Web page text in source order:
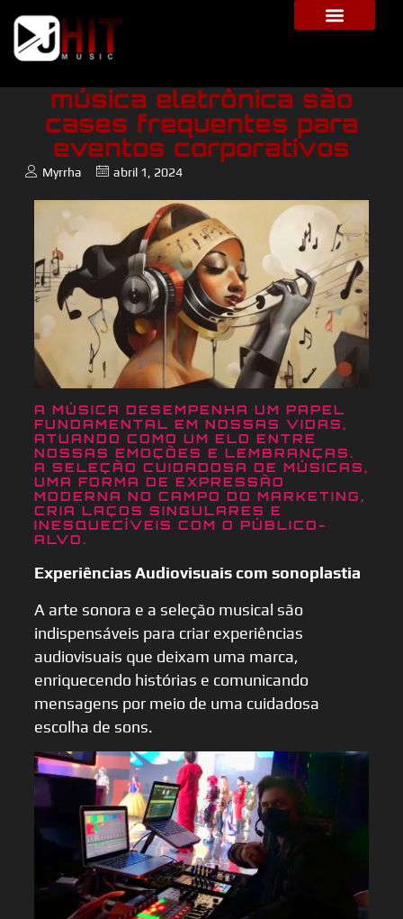
música eletrônica são
cases frequentes para
eventos corporativos
Myrrha abril 1, 2024
A MÚSICA DESEMPENHA UM PAPEL
FUNDAMENTAL EM NOSSAS VIDAS,
ATUANDO COMO UM ELO ENTRE
NOSSAS EMOÇÕES E LEMBRANÇAS.
A SELEÇÃO CUIDADOSA DE MÚSICAS,
UMA FORMA DE EXPRESSÃO
MODERNA NO CAMPO DO MARKETING,
CRIA LAÇOS SINGULARES E
INESQUECÍVEIS COM O PÚBLICO-
ALVO.
Experiências Audiovisuais com sonoplastia
A arte sonora e a seleção musical são
indispensáveis para criar experiências
audiovisuais que deixam uma marca,
enriquecendo histórias e comunicando
mensagens por meio de uma cuidadosa
escolha de sons.